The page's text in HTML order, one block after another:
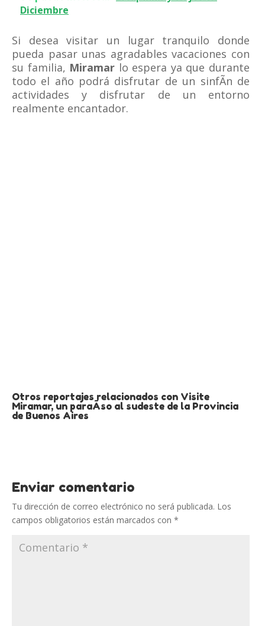
Diciembre
Si desea visitar un lugar tranquilo donde
pueda pasar unas agradables vacaciones con
su familia, Miramar lo espera ya que durante
todo el año podrá disfrutar de un sinfÃ­n de
actividades y disfrutar de un entorno
realmente encantador.
Otros reportajes relacionados con Visite
Miramar, un paraÃ­so al sudeste de la Provincia
de Buenos Aires
Enviar comentario
Tu dirección de correo electrónico no será publicada. Los
campos obligatorios están marcados con *